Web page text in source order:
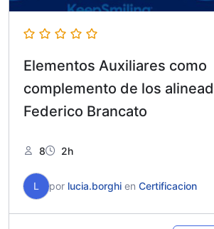
Elementos Auxiliares como
complemento de los
Federico Brancato
8 2h
L por lucia.borghi en Certificacion